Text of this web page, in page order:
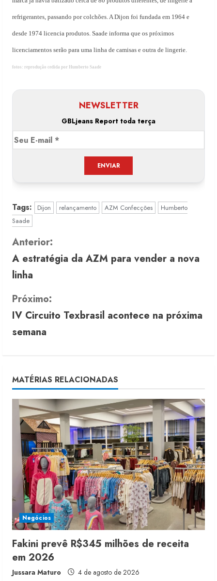
refrigerantes, passando por colchões. A Dijon foi fundada em 1964 e
desde 1974 licencia produtos. Saade informa que os próximos
licenciamentos serão para uma linha de camisas e outra de lingerie.
fotos: reprodução cedida por Humberto Saade
NEWSLETTER
GBLjeans Report toda terça
Tags: Dijon relançamento AZM Confecções
Humberto
Saade
C
o
n
t
i
e
R
n
g
Anterior:
A estratégia da AZM para vender a nova
linha
Próximo:
IV Circuito Texbrasil acontece na próxima
semana
MATÉRIAS RELACIONADAS
Negócios
Fakini prevê R$345 milhões de receita
em 2026
Jussara Maturo 4 de agosto de 2026